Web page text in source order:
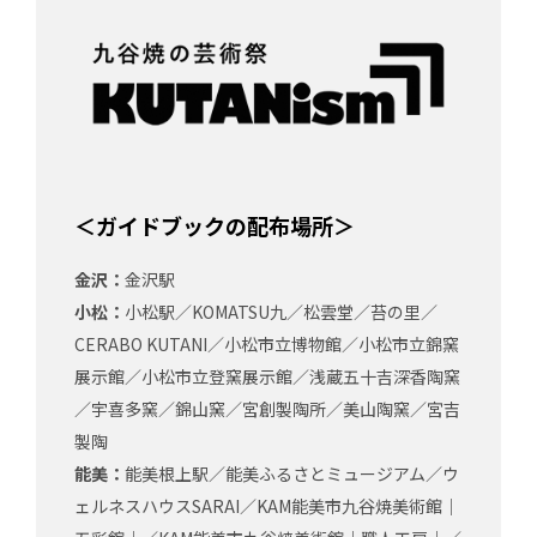
＜ガイドブックの配布場所＞
金沢： 金沢駅
小松： 小松駅／KOMATSU九／松雲堂／苔の里／
CERABO KUTANI／小松市立博物館／小松市立錦窯
展示館／小松市立登窯展示館／浅蔵五十吉深香陶窯
／宇喜多窯／錦山窯／宮創製陶所／美山陶窯／宮吉
製陶
能美： 能美根上駅／能美ふるさとミュージアム／ウ
ェルネスハウスSARAI／KAM能美市九谷焼美術館｜